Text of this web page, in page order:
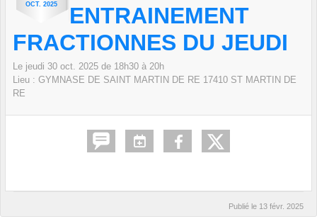
OCT. 2025
ENTRAINEMENT
FRACTIONNES DU JEUDI
Le jeudi 30 oct. 2025 de 18h30 à 20h
Lieu : GYMNASE DE SAINT MARTIN DE RE 17410 ST MARTIN DE
RE
Publié le 13 févr. 2025